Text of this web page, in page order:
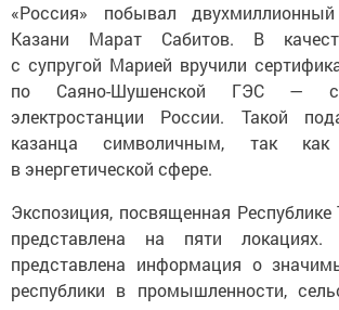
«Россия» побывал
Казани Марат Сабитов. В
с супругой Марией вручили
по Саяно-Шушенской ГЭС —
электростанции России. Такой
казанца символичным, так
в энергетической сфере.
Экспозиция, посвященная Республике
представлена на пяти
представлена информация о
республики в промышленности,